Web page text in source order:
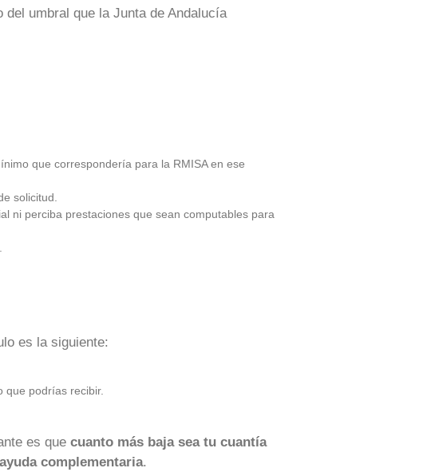
umbral que la Junta de Andalucía
que correspondería para la RMISA en ese
solicitud.
ni perciba prestaciones que sean computables para
es la siguiente:
que podrías recibir.
es que cuanto más baja sea tu cuantía
complementaria.